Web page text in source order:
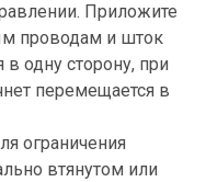
Приложите
проводам и шток
одну сторону, при
перемещается в
ограничения
втянутом или